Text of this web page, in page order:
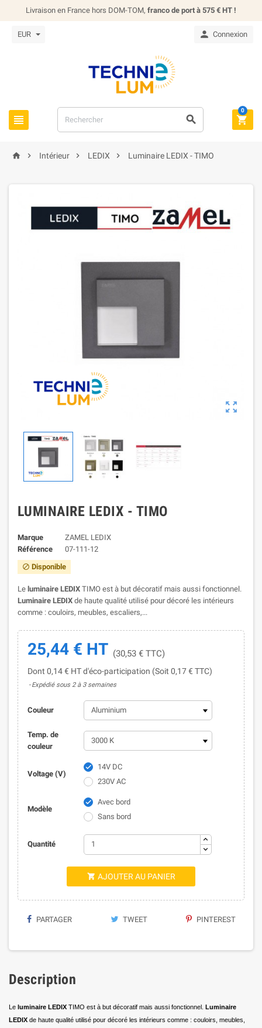
Livraison en France hors DOM-TOM, franco de port à 575 € HT !
EUR  Connexion
  
0
  Intérieur  LEDIX  Luminaire LEDIX - TIMO

LUMINAIRE LEDIX - TIMO
Marque
ZAMEL LEDIX
Référence
07-111-12
 Disponible
Le luminaire LEDIX TIMO est à but décoratif mais aussi fonctionnel.
Luminaire LEDIX de haute qualité utilisé pour décoré les intérieurs
comme : couloirs, meubles, escaliers,...
25,44 € HT (30,53 € TTC)
Dont 0,14 € HT d'éco-participation (Soit 0,17 € TTC)
Expédié sous 2 à 3 semaines
Couleur
Temp. de
couleur
Voltage (V)

14V DC
230V AC
Modèle

Avec bord
Sans bord
Quantité
 AJOUTER AU PANIER
PARTAGER TWEET PINTEREST
Description
Le luminaire LEDIX TIMO est à but décoratif mais aussi fonctionnel. Luminaire
LEDIX de haute qualité utilisé pour décoré les intérieurs comme : couloirs, meubles,